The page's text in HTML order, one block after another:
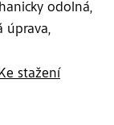
odolná,
úprava,
stažení